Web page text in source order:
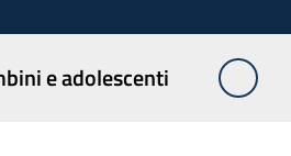
e adolescenti